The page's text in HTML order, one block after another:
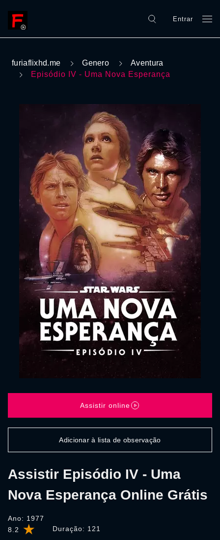
Entrar
furiaflixhd.me Genero
Aventura
Episódio IV - Uma Nova Esperança
8.2 Duração: 121
Assistir Episódio IV - Uma
Nova Esperança Online Grátis
Ano: 1977
Assistir online
Adicionar à lista de observação